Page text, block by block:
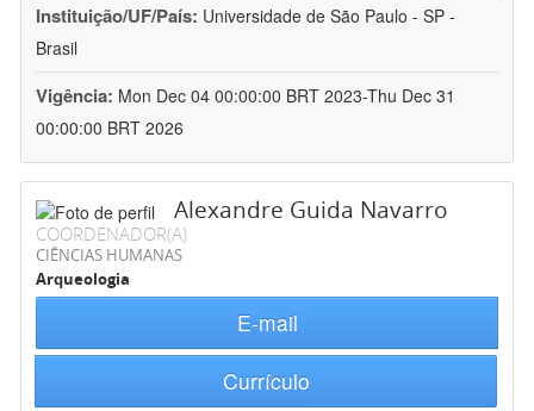
Instituição/UF/País: Universidade de São Paulo - SP -
Brasil
Vigência: Mon Dec 04 00:00:00 BRT 2023-Thu Dec 31
00:00:00 BRT 2026
Alexandre Guida Navarro
COORDENADOR(A)
CIÊNCIAS HUMANAS
Arqueologia
E-mail
Currículo